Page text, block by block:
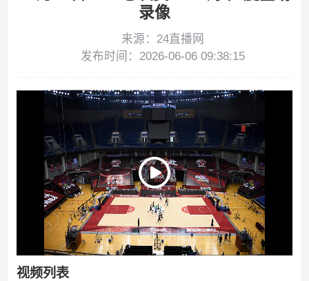
录像
来源：24直播网
发布时间：2026-06-06 09:38:15
视频列表